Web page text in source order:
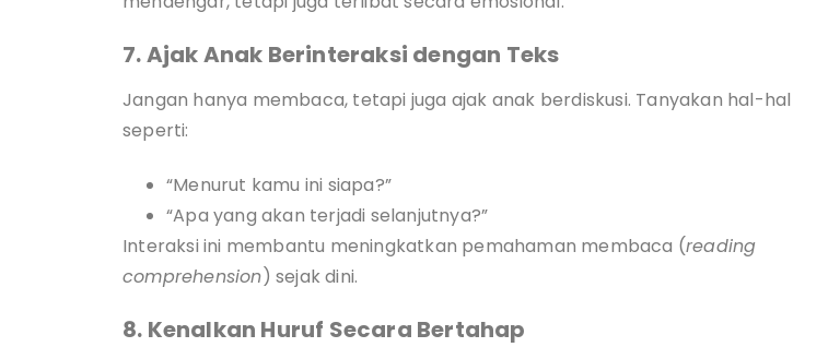
7. Ajak Anak Berinteraksi dengan Teks
Jangan hanya membaca, tetapi juga ajak anak berdiskusi. Tanyakan hal-hal
seperti:
“Menurut kamu ini siapa?”
“Apa yang akan terjadi selanjutnya?”
Interaksi ini membantu meningkatkan pemahaman membaca (reading
comprehension) sejak dini.
8. Kenalkan Huruf Secara Bertahap